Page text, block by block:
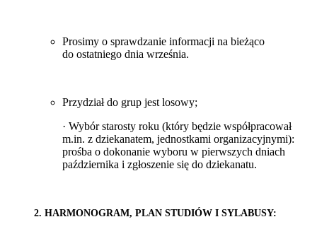
Prosimy o sprawdzanie informacji na bieżąco
do ostatniego dnia września.
Przydział do grup jest losowy;
· Wybór starosty roku (który będzie współpracował
m.in. z dziekanatem, jednostkami organizacyjnymi):
prośba o dokonanie wyboru w pierwszych dniach
października i zgłoszenie się do dziekanatu.
2. HARMONOGRAM, PLAN STUDIÓW I SYLABUSY: